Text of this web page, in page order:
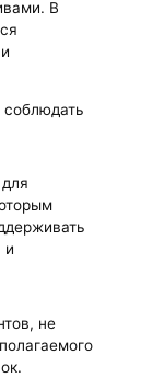
В
соблюдать
и
не